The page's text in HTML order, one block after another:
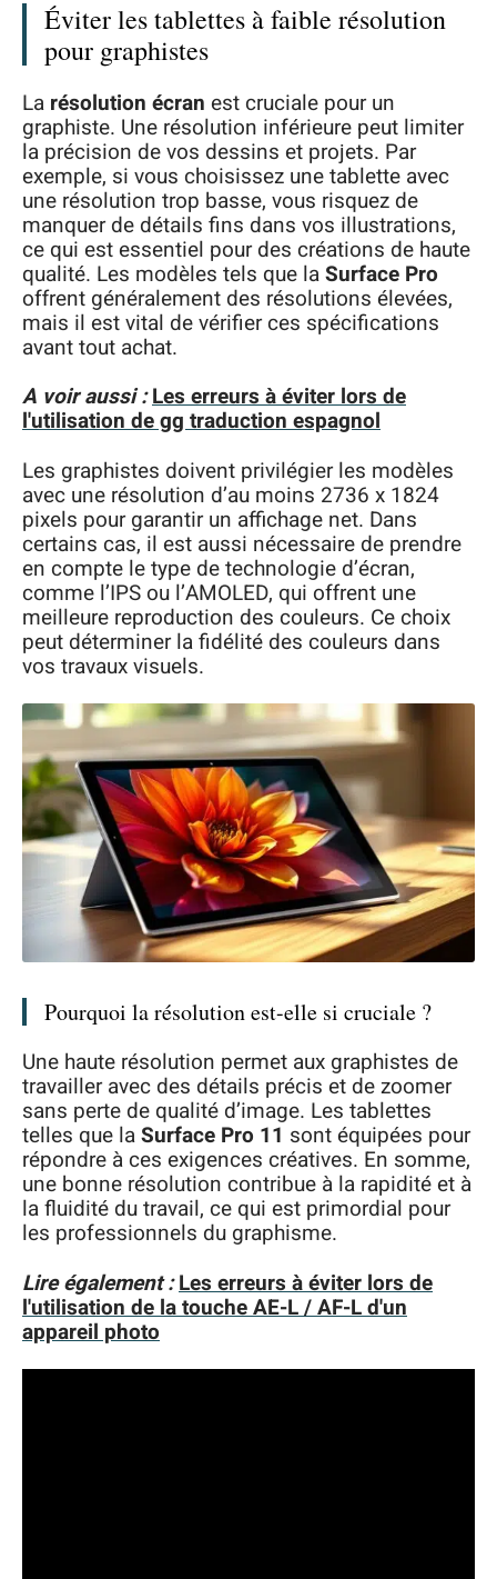
Éviter les tablettes à faible résolution
pour graphistes
La résolution écran est cruciale pour un
graphiste. Une résolution inférieure peut limiter
la précision de vos dessins et projets. Par
exemple, si vous choisissez une tablette avec
une résolution trop basse, vous risquez de
manquer de détails fins dans vos illustrations,
ce qui est essentiel pour des créations de haute
qualité. Les modèles tels que laSurface Pro
offrent généralement des résolutions élevées,
mais il est vital de vérifier ces spécifications
avant tout achat.
A voir aussi :Les erreurs à éviter lors de
l'utilisation de gg traduction espagnol
Les graphistes doivent privilégier les modèles
avec une résolution d’au moins 2736 x 1824
pixels pour garantir un affichage net. Dans
certains cas, il est aussi nécessaire de prendre
en compte le type de technologie d’écran,
comme l’IPS ou l’AMOLED, qui offrent une
meilleure reproduction des couleurs. Ce choix
peut déterminer la fidélité des couleurs dans
vos travaux visuels.
Pourquoi la résolution est-elle si cruciale ?
Une haute résolution permet aux graphistes de
travailler avec des détails précis et de zoomer
sans perte de qualité d’image. Les tablettes
telles que laSurface Pro 11 sont équipées pour
répondre à ces exigences créatives. En somme,
une bonne résolution contribue à la rapidité et à
la fluidité du travail, ce qui est primordial pour
les professionnels du graphisme.
Lire également :Les erreurs à éviter lors de
l'utilisation de la touche AE-L / AF-L d'un
appareil photo